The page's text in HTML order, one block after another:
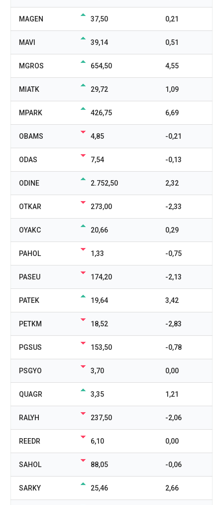
MAGEN 37,50 0,21
MAVI 39,14 0,51
MGROS 654,50 4,55
MIATK 29,72 1,09
MPARK 426,75 6,69
OBAMS 4,85 -0,21
ODAS 7,54 -0,13
ODINE 2.752,50 2,32
OTKAR 273,00 -2,33
OYAKC 20,66 0,29
PAHOL 1,33 -0,75
PASEU 174,20 -2,13
PATEK 19,64 3,42
PETKM 18,52 -2,83
PGSUS 153,50 -0,78
PSGYO 3,70 0,00
QUAGR 3,35 1,21
RALYH 237,50 -2,06
REEDR 6,10 0,00
SAHOL 88,05 -0,06
SARKY 25,46 2,66